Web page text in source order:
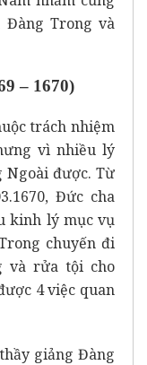
Đàng Trong và
– 1670)
trách nhiệm
vì nhiều lý
Ngoài được. Từ
Đức cha
kinh lý mục vụ
chuyến đi
và rửa tội cho
4 việc quan
giảng Đàng